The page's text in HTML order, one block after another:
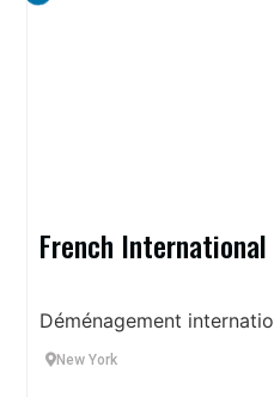
French
Déménagement
New York